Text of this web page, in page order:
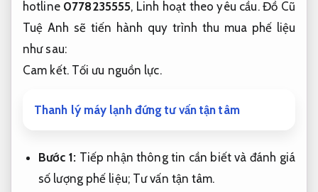
hotline 0778235555, Linh hoạt theo yêu cầu.Đồ Cũ
Tuệ Anh sẽ tiến hành quy trình thu mua phế liệu
như sau:
Cam kết. Tối ưu nguồn lực.
Thanh lý máy lạnh đứng tư vấn tận tâm
Bước 1: Tiếp nhận thông tin cần biết và đánh giá
số lượng phế liệu; Tư vấn tận tâm.